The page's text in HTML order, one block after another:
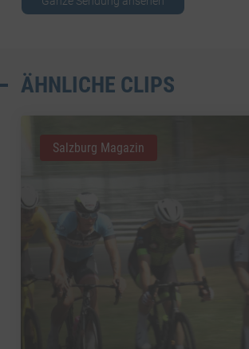
ÄHNLICHE CLIPS
Salzburg Magazin